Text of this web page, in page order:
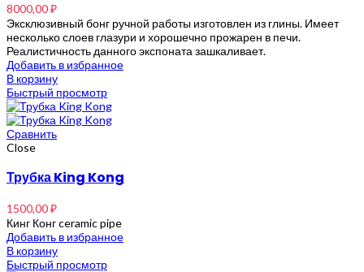
8000,00₽
Эксклюзивный бонг ручной работы изготовлен из глины. Имеет
несколько слоев глазури и хорошечно прожарен в печи.
Реалистичность данного экспоната зашкаливает.
Добавить в избранное
В корзину
Быстрый просмотр
Сравнить
Close
Трубка King Kong
1500,00₽
Кинг Конг ceramic pipe
Добавить в избранное
В корзину
Быстрый просмотр